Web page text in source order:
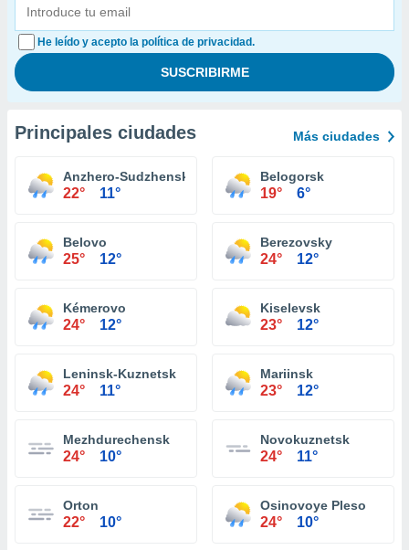
He leído y acepto la política de privacidad.
Principales ciudades Más ciudades
Anzhero-Sudzhensk
22° 11°
Belogorsk
19° 6°
Belovo
25° 12°
Berezovsky
24° 12°
Kémerovo
24° 12°
Kiselevsk
23° 12°
Leninsk-Kuznetsk
24° 11°
Mariinsk
23° 12°
Mezhdurechensk
24° 10°
Novokuznetsk
24° 11°
Orton
22° 10°
Osinovoye Pleso
24° 10°